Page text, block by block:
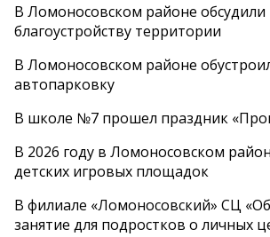
В Ломоносовском районе
благоустройству территории
В Ломоносовском районе
автопарковку
В школе №7 прошел праздник
В 2026 году в Ломоносовском
детских игровых площадок
В филиале «Ломоносовский» СЦ
занятие для подростков о личных